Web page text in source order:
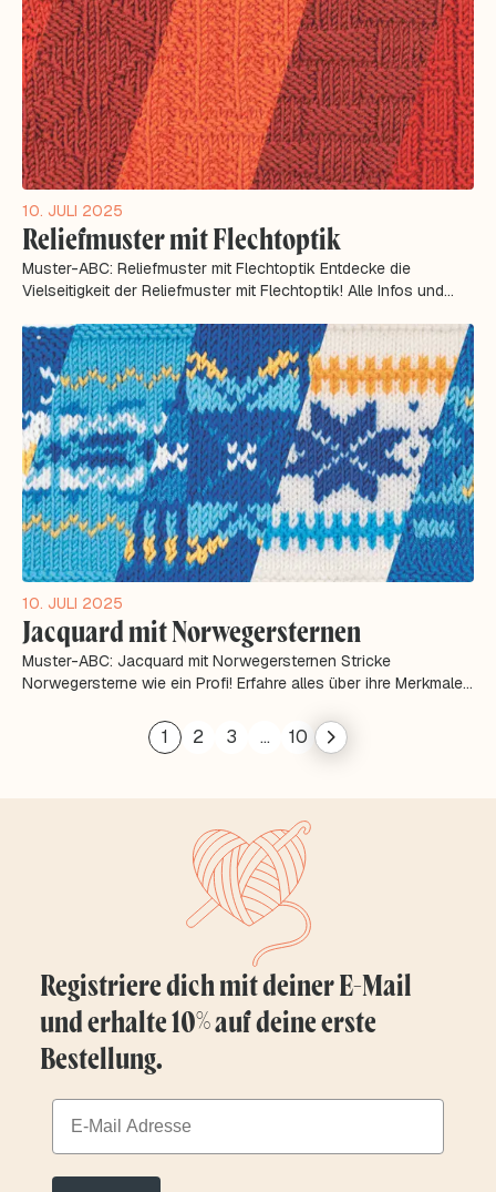
10. JULI 2025
Reliefmuster mit Flechtoptik
Muster-ABC: Reliefmuster mit Flechtoptik Entdecke die
Vielseitigkeit der Reliefmuster mit Flechtoptik! Alle Infos und
10. JULI 2025
Jacquard mit Norwegersternen
Muster-ABC: Jacquard mit Norwegersternen Stricke
Norwegersterne wie ein Profi! Erfahre alles über ihre Merkmale,
1 2 3 … 10
Registriere dich mit deiner E-Mail
und erhalte 10% auf deine erste
Bestellung.
Email